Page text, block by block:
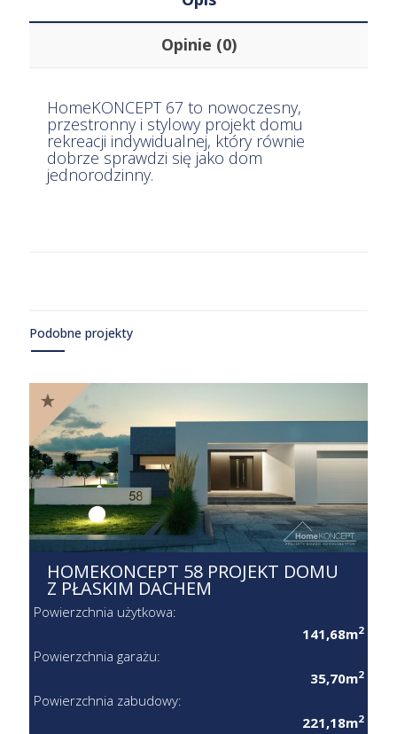
Opinie (0)
HomeKONCEPT 67 to nowoczesny,
przestronny i stylowy projekt domu
rekreacji indywidualnej, który równie
dobrze sprawdzi się jako dom
jednorodzinny.
Podobne projekty
HOMEKONCEPT 58 PROJEKT DOMU
Z PŁASKIM DACHEM
Powierzchnia użytkowa:
141,68m2
Powierzchnia garażu:
35,70m2
Powierzchnia zabudowy:
221,18m2